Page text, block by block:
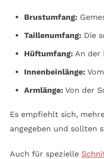
Brustumfang:
Taillenumfang: Die
Hüftumfang: An der
Innenbeinlänge:
Armlänge: Von der
Es empfiehlt sich,
angegeben und sollten
Auch für spezielle